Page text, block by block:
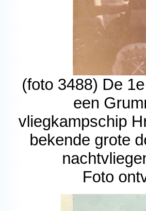
(foto 3488) De
een
vliegkampschip
bekende grote
Foto